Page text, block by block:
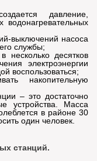
давление,
выключений насоса
службы;
несколько десятков
электроэнергии
воспользоваться;
накопительную
– это достаточно
устройства. Масса
в районе 30
один человек.
станций.